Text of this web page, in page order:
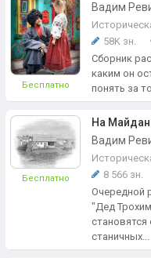
Бесплатно
Вадим
58K зн.
Сборник
каким он
понять за
Бесплатно
На
Вадим
8 566 зн.
Очередной
"Дед
станичных...